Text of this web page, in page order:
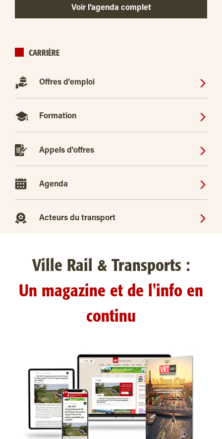
Voir l’agenda complet
CARRIÈRE
Offres d'emploi
Formation
Appels d'offres
Agenda
Acteurs du transport
Ville Rail & Transports :
Un magazine et de l'info en
continu